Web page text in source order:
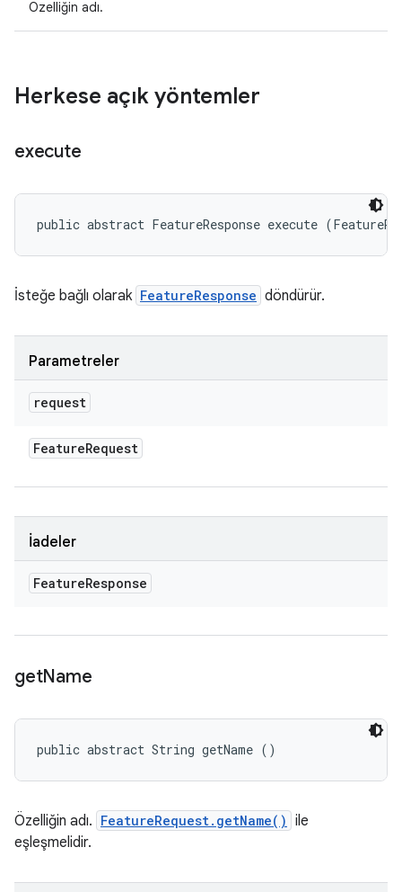
Özelliğin adı.
Herkese açık yöntemler
execute
public abstract FeatureResponse execute
İsteğe bağlı olarak FeatureResponse döndürür.
Parametreler
request
FeatureRequest
İadeler
FeatureResponse
getName
public abstract String getName ()
Özelliğin adı. FeatureRequest.getName() ile
eşleşmelidir.